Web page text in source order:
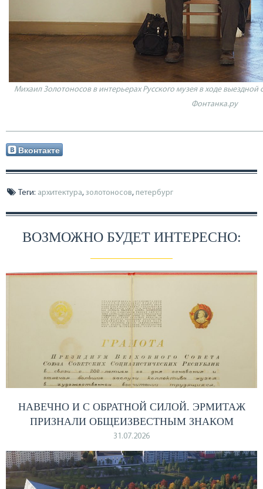
Михаил Золотоносов в интерьерах Русского музея в ходе
Фонтанка.ру
Вконтакте
Теги: архитектура, золотоносов, петербург
ВОЗМОЖНО БУДЕТ ИНТЕРЕСНО:
НАВЕЧНО И С ОБРАТНОЙ СИЛОЙ. ЭРМИТАЖ
ПРИЗНАЛИ ОБЩЕИЗВЕСТНЫМ ЗНАКОМ
31.07.2026